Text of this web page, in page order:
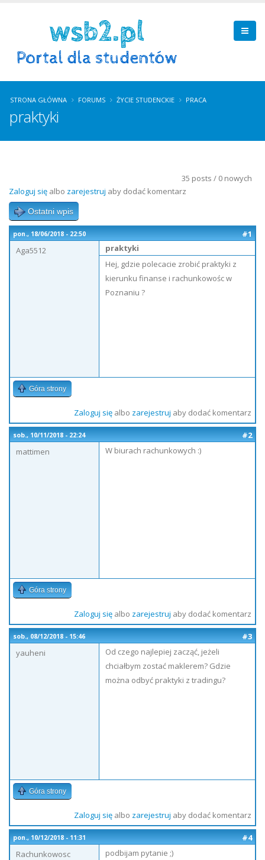
STRONA GŁÓWNA FORUMS ŻYCIE STUDENCKIE PRACA
praktyki
35 posts / 0 nowych
Zaloguj się albo zarejestruj aby dodać komentarz
Ostatni wpis
pon., 18/06/2018 - 22:50
#1
Aga5512
praktyki
Hej, gdzie polecacie zrobić praktyki z
kierunku finanse i rachunkowośc w
Poznaniu ?
Góra strony
Zaloguj sięalbo zarejestruj aby dodać komentarz
sob., 10/11/2018 - 22:24
#2
mattimen
W biurach rachunkowych :)
Góra strony
Zaloguj sięalbo zarejestruj aby dodać komentarz
sob., 08/12/2018 - 15:46
#3
yauheni
Od czego najlepiej zacząć, jeżeli
chciałbym zostać maklerem? Gdzie
można odbyć praktyki z tradingu?
Góra strony
Zaloguj sięalbo zarejestruj aby dodać komentarz
pon., 10/12/2018 - 11:31
#4
Rachunkowosc
podbijam pytanie ;)